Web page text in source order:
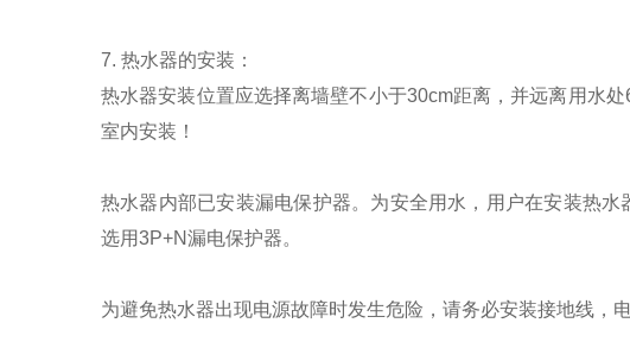
7. 热水器的安装：
热水器安装位置应选择离墙壁不小于30cm距离，并远离用水处
室内安装！
热水器内部已安装漏电保护器。为安全用水，用户在安装热
选用3P+N漏电保护器。
为避免热水器出现电源故障时发生危险，请务必安装接地线，